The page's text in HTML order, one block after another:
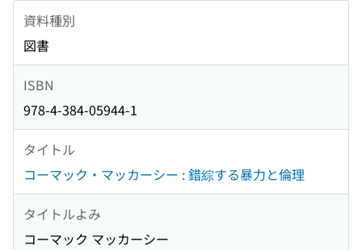
資料種別
図書
ISBN
978-4-384-05944-1
タイトル
コーマック・マッカーシー : 錯綜する暴力と倫理
タイトルよみ
コーマック マッカーシー